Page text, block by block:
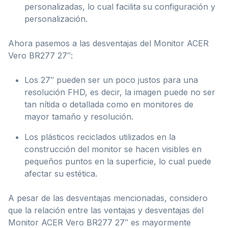
personalizadas, lo cual facilita su configuración y
personalización.
Ahora pasemos a las desventajas del Monitor ACER
Vero BR277 27″:
Los 27″ pueden ser un poco justos para una
resolución FHD, es decir, la imagen puede no ser
tan nítida o detallada como en monitores de
mayor tamaño y resolución.
Los plásticos reciclados utilizados en la
construcción del monitor se hacen visibles en
pequeños puntos en la superficie, lo cual puede
afectar su estética.
A pesar de las desventajas mencionadas, considero
que la relación entre las ventajas y desventajas del
Monitor ACER Vero BR277 27″ es mayormente